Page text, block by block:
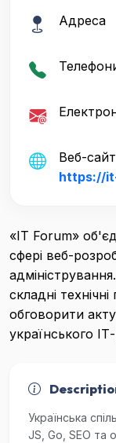
Адреса
Веб-сайт
https://
«IT Forum»
сфері веб-
складні
обговорити
українського
Українська
JS, Go, SEO та